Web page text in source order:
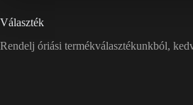
Választék
Rendelj óriási termékválasztékunkból,